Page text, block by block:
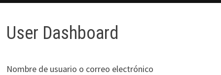
User Dashboard
Nombre de usuario o correo electrónico